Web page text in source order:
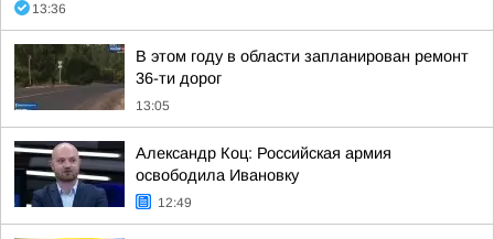
13:36
В этом году в области запланирован ремонт
36-ти дорог
13:05
Александр Коц: Российская армия
освободила Ивановку
12:49